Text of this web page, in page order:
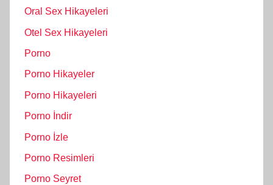
Oral Sex Hikayeleri
Otel Sex Hikayeleri
Porno
Porno Hikayeler
Porno Hikayeleri
Porno İndir
Porno İzle
Porno Resimleri
Porno Seyret